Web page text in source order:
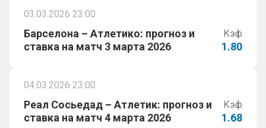
03.03.2026 23:00
Барселона – Атлетико: прогноз и
ставка на матч 3 марта 2026
Кэф
1.80
04.03.2026 23:00
Реал Сосьедад – Атлетик: прогноз и
ставка на матч 4 марта 2026
Кэф
1.68